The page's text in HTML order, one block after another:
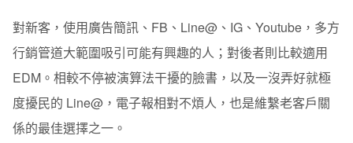
對新客，使用廣告簡訊、FB、Line@、IG、Youtube，多方
行銷管道大範圍吸引可能有興趣的人；對後者則比較適用
EDM。相較不停被演算法干擾的臉書，以及一沒弄好就極
度擾民的 Line@，電子報相對不煩人，也是維繫老客戶關
係的最佳選擇之一。